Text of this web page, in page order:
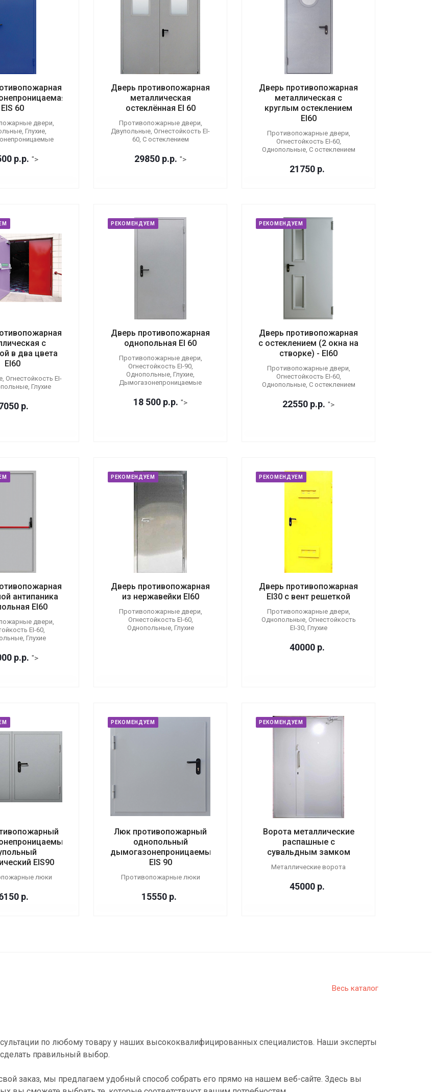
EIS 60
двери,
Глухие,
р.р. ">
Дверь противопожарная
металлическая
остеклённая EI 60
Противопожарные двери,
Двупольные, Огнестойкость EI-
60, С остеклением
29850 р.р. ">
Дверь противопожарная
металлическая с
круглым остеклением
EI60
Противопожарные двери,
Огнестойкость EI-60,
Однопольные, С остеклением
21750 р.
с
в два цвета
EI60
Огнестойкость EI-
Глухие
р.
РЕКОМЕНДУЕМ
Дверь противопожарная
однопольная EI 60
Противопожарные двери,
Огнестойкость EI-90,
Однопольные, Глухие,
Дымогазонепроницаемые
18 500 р.р. ">
РЕКОМЕНДУЕМ
Дверь противопожарная
с остеклением (2 окна на
створке) - EI60
Противопожарные двери,
Огнестойкость EI-60,
Однопольные, С остеклением
22550 р.р. ">
антипаника
EI60
двери,
EI-60,
Глухие
р.р. ">
РЕКОМЕНДУЕМ
Дверь противопожарная
из нержавейки EI60
Противопожарные двери,
Огнестойкость EI-60,
Однопольные, Глухие
РЕКОМЕНДУЕМ
Дверь противопожарная
EI30 с вент решеткой
Противопожарные двери,
Однопольные, Огнестойкость
EI-30, Глухие
40000 р.
EIS90
люки
р.
РЕКОМЕНДУЕМ
Люк противопожарный
однопольный
дымогазонепроницаемый
EIS 90
Противопожарные люки
15550 р.
РЕКОМЕНДУЕМ
Ворота металлические
распашные с
сувальдным замком
Металлические ворота
45000 р.
Весь каталог
по любому товару у наших высококвалифицированных специалистов. Наши эксперты
правильный выбор.
заказ, мы предлагаем удобный способ собрать его прямо на нашем веб-сайте. Здесь вы